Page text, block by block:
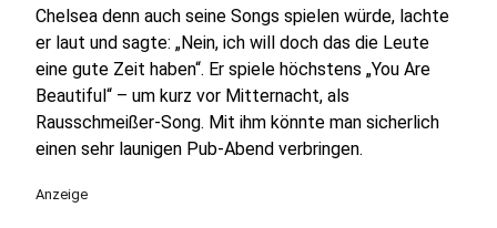
Chelsea denn auch seine Songs spielen würde, lachte
er laut und sagte: „Nein, ich will doch das die Leute
eine gute Zeit haben“. Er spiele höchstens „You Are
Beautiful“ – um kurz vor Mitternacht, als
Rausschmeißer-Song. Mit ihm könnte man sicherlich
einen sehr launigen Pub-Abend verbringen.
Anzeige